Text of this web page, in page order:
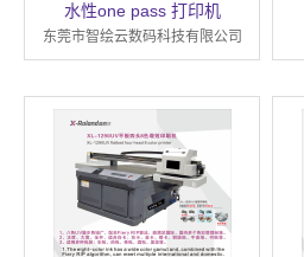
水性one pass 打印机
东莞市智绘云数码科技有限公司